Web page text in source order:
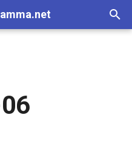
2026-07-16
2025-12-30
2026-07-16
2025-12-30
2026-07-05
2026-07-10
2026-07-05
2025-12-21
2026-07-05
2026-07-05
2025-12-21
2026-07-05
2025-12-21
2026-07-05
2026-07-05
2026-07-16
2025-12-30
2026-07-05
2025-12-21
2026-07-15
2026-07-04
2026-07-04
2026-07-15
2026-07-05